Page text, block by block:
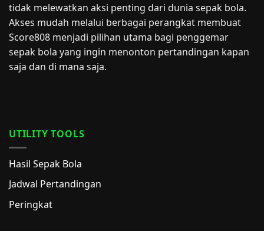
tidak melewatkan aksi penting dari dunia sepak bola.
Akses mudah melalui berbagai perangkat membuat
Score808 menjadi pilihan utama bagi penggemar
sepak bola yang ingin menonton pertandingan kapan
saja dan di mana saja.
UTILITY TOOLS
Hasil Sepak Bola
Jadwal Pertandingan
Peringkat